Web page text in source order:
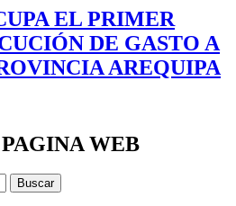
EL PRIMER
DE GASTO A
AREQUIPA
WEB